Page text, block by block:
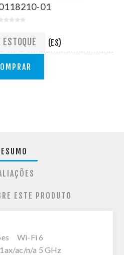
01
ESTOQUE (ES)
ESTE PRODUTO
Wi-Fi 6
ac/n/a 5 GHz